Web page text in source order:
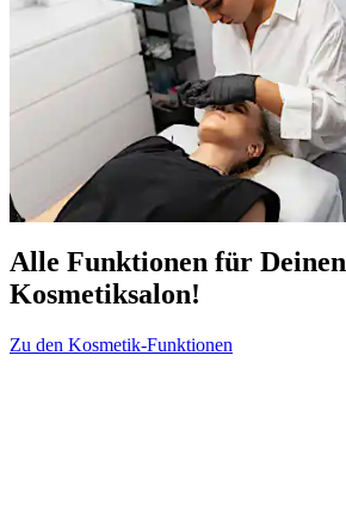
Alle Funktionen für Deinen
Kosmetiksalon!
Zu den Kosmetik-Funktionen